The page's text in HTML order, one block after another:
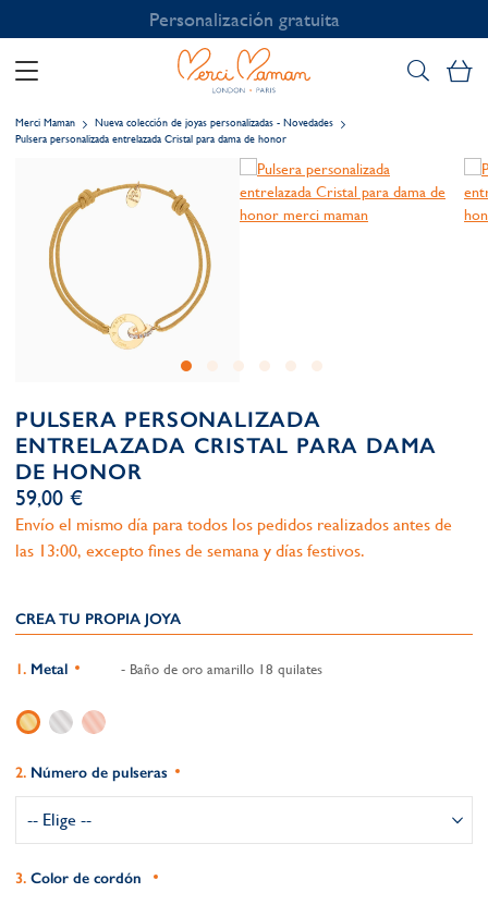
Personalización gratuita
Merci Maman
Nueva colección de joyas personalizadas - Novedades
Pulsera personalizada entrelazada Cristal para dama de honor
PULSERA PERSONALIZADA
ENTRELAZADA CRISTAL PARA DAMA
DE HONOR
59,00 €
Envío el mismo día para todos los pedidos realizados antes de
las 13:00, excepto fines de semana y días festivos.
CREA TU PROPIA JOYA
Metal - Baño de oro amarillo 18 quilates
Número de pulseras
Color de cordón